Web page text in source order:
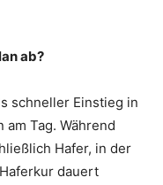
ab?
schneller Einstieg in
Tag. Während
Hafer, in der
dauert